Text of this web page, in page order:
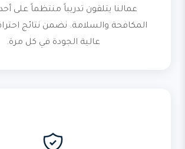
عمالنا يتلقون تدريباً منتظماً على
المكافحة والسلامة. نضمن نتائج
عالية الجودة في كل مرة.